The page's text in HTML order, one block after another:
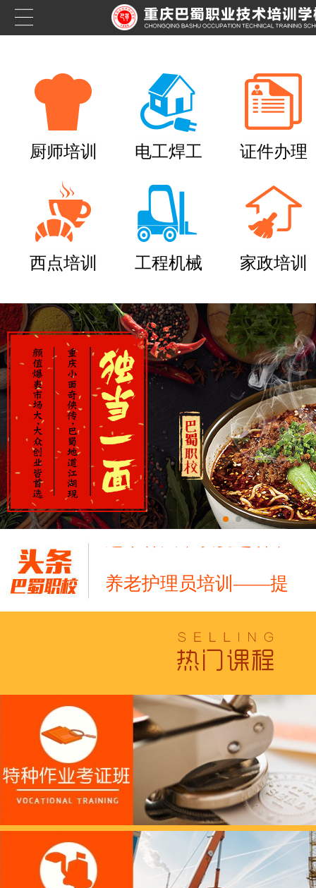
厨师培训 电工焊工 证件办理
西点培训 工程机械 家政培训
养老护理员培训——提
十二月：保持热爱，成
跟“emo”说拜拜！
浓浓端午情，欢乐“粽
这个春天，以爱之名，
十二月：保持热爱，成
跟“emo”说拜拜！
浓浓端午情，欢乐“粽
这个春天，以爱之名，
养老护理员培训——提
十二月：保持热爱，成
跟“emo”说拜拜！